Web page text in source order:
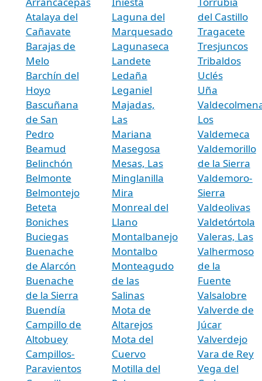
Atalaya del
Cañavate
Barajas de
Melo
Barchín del
Hoyo
Bascuñana
de San
Pedro
Beamud
Belinchón
Belmonte
Belmontejo
Beteta
Boniches
Buciegas
Buenache
de Alarcón
Buenache
de la Sierra
Buendía
Campillo de
Altobuey
Campillos-
Paravientos
Laguna del
Marquesado
Lagunaseca
Landete
Ledaña
Leganiel
Majadas,
Las
Mariana
Masegosa
Mesas, Las
Minglanilla
Mira
Monreal del
Llano
Montalbanejo
Montalbo
Monteagudo
de las
Salinas
Mota de
Altarejos
Mota del
Cuervo
Motilla del
del Castillo
Tragacete
Tresjuncos
Tribaldos
Uclés
Uña
Los
Valdemeca
Valdemorillo
de la Sierra
Valdemoro-
Sierra
Valdeolivas
Valdetórtola
Valeras, Las
Valhermoso
de la
Fuente
Valsalobre
Valverde de
Júcar
Valverdejo
Vara de Rey
Vega del